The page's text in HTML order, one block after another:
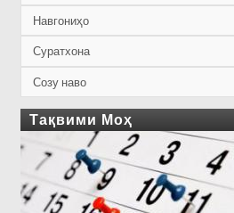
Навгониҳо
Суратхона
Созу наво
Тақвими Моҳ